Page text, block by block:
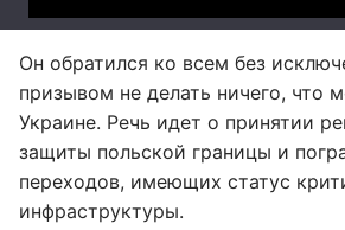
Он обратился ко всем без
призывом не делать ничего, что
Украине. Речь идет о принятии
защиты польской границы и
переходов, имеющих статус
инфраструктуры.